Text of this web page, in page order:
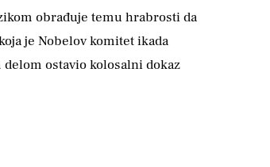
obrađuje temu hrabrosti da
je Nobelov komitet ikada
ostavio kolosalni dokaz